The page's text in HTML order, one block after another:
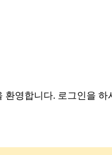
환영합니다. 로그인을